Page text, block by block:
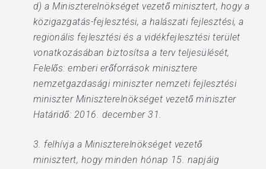
d) a Miniszterelnökséget vezető minisztert, hogy a
közigazgatás-fejlesztési, a halászati fejlesztési, a
regionális fejlesztési és a vidékfejlesztési terület
vonatkozásában biztosítsa a terv teljesülését,
Felelős: emberi erőforrások minisztere
nemzetgazdasági miniszter nemzeti fejlesztési
miniszter Miniszterelnökséget vezető miniszter
Határidő: 2016. december 31.
3. felhívja a Miniszterelnökséget vezető
minisztert, hogy minden hónap 15. napjáig